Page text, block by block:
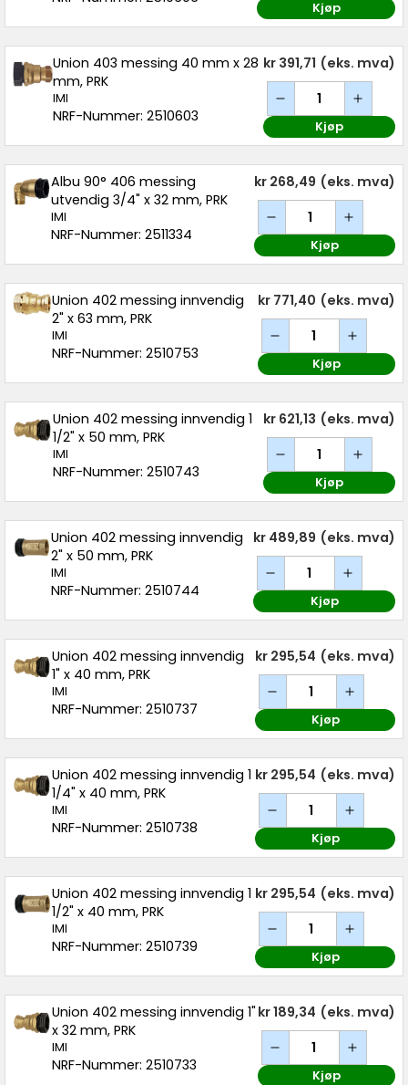
Kjøp
Union 403 messing 40 mm x 28
mm, PRK
IMI
NRF-Nummer: 2510603
kr 391,71 (eks. mva)
Kjøp
Albu 90° 406 messing
utvendig 3/4" x 32 mm, PRK
IMI
NRF-Nummer: 2511334
kr 268,49 (eks. mva)
Kjøp
Union 402 messing innvendig
2" x 63 mm, PRK
IMI
NRF-Nummer: 2510753
kr 771,40 (eks. mva)
Kjøp
Union 402 messing innvendig 1
1/2" x 50 mm, PRK
IMI
NRF-Nummer: 2510743
kr 621,13 (eks. mva)
Kjøp
Union 402 messing innvendig
2" x 50 mm, PRK
IMI
NRF-Nummer: 2510744
kr 489,89 (eks. mva)
Kjøp
Union 402 messing innvendig
1" x 40 mm, PRK
IMI
NRF-Nummer: 2510737
kr 295,54 (eks. mva)
Kjøp
Union 402 messing innvendig 1
1/4" x 40 mm, PRK
IMI
NRF-Nummer: 2510738
kr 295,54 (eks. mva)
Kjøp
Union 402 messing innvendig 1
1/2" x 40 mm, PRK
IMI
NRF-Nummer: 2510739
kr 295,54 (eks. mva)
Kjøp
Union 402 messing innvendig 1"
x 32 mm, PRK
IMI
NRF-Nummer: 2510733
kr 189,34 (eks. mva)
Kjøp